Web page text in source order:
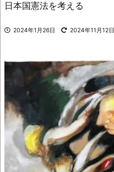
日本国憲法を考える
2024年1月26日 2024年11月12日